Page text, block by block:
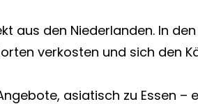
aus den Niederlanden. In den
verkosten und sich den
asiatisch zu Essen –